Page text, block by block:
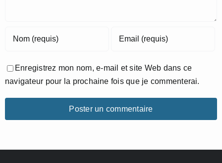
Enregistrez mon nom, e-mail et site Web dans ce
navigateur pour la prochaine fois que je commenterai.